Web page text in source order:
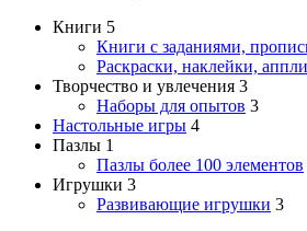
Книги 5
Книги с заданиями,
Раскраски, наклейки,
Творчество и увлечения 3
Наборы для опытов 3
Настольные игры 4
Пазлы 1
Пазлы более 100 элементов
Игрушки 3
Развивающие игрушки 3